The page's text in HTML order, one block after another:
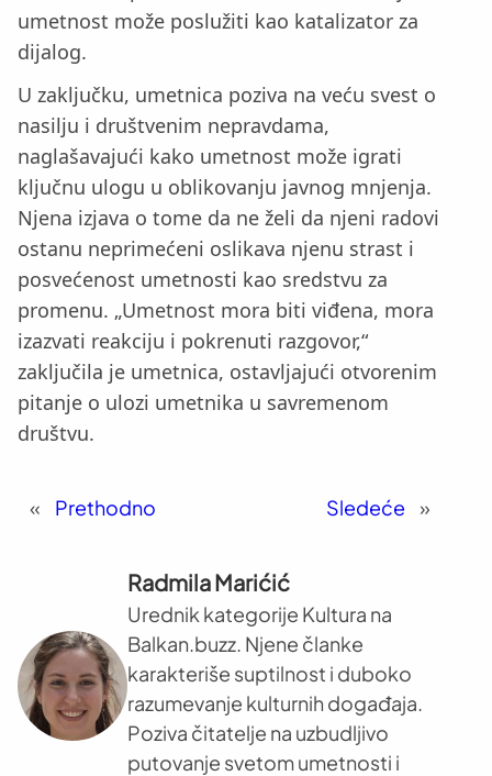
umetnost može poslužiti kao katalizator za
dijalog.
U zaključku, umetnica poziva na veću svest o
nasilju i društvenim nepravdama,
naglašavajući kako umetnost može igrati
ključnu ulogu u oblikovanju javnog mnjenja.
Njena izjava o tome da ne želi da njeni radovi
ostanu neprimećeni oslikava njenu strast i
posvećenost umetnosti kao sredstvu za
promenu. „Umetnost mora biti viđena, mora
izazvati reakciju i pokrenuti razgovor,“
zaključila je umetnica, ostavljajući otvorenim
pitanje o ulozi umetnika u savremenom
društvu.
« Prethodno Sledeće »
Radmila Marićić
Urednik kategorije Kultura na
Balkan.buzz. Njene članke
karakteriše suptilnost i duboko
razumevanje kulturnih događaja.
Poziva čitatelje na uzbudljivo
putovanje svetom umetnosti i